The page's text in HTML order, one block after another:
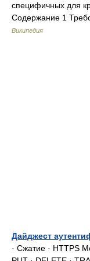
специфичных для
Содержание 1
Википедия
Дайджест
· Сжатие · HTTPS